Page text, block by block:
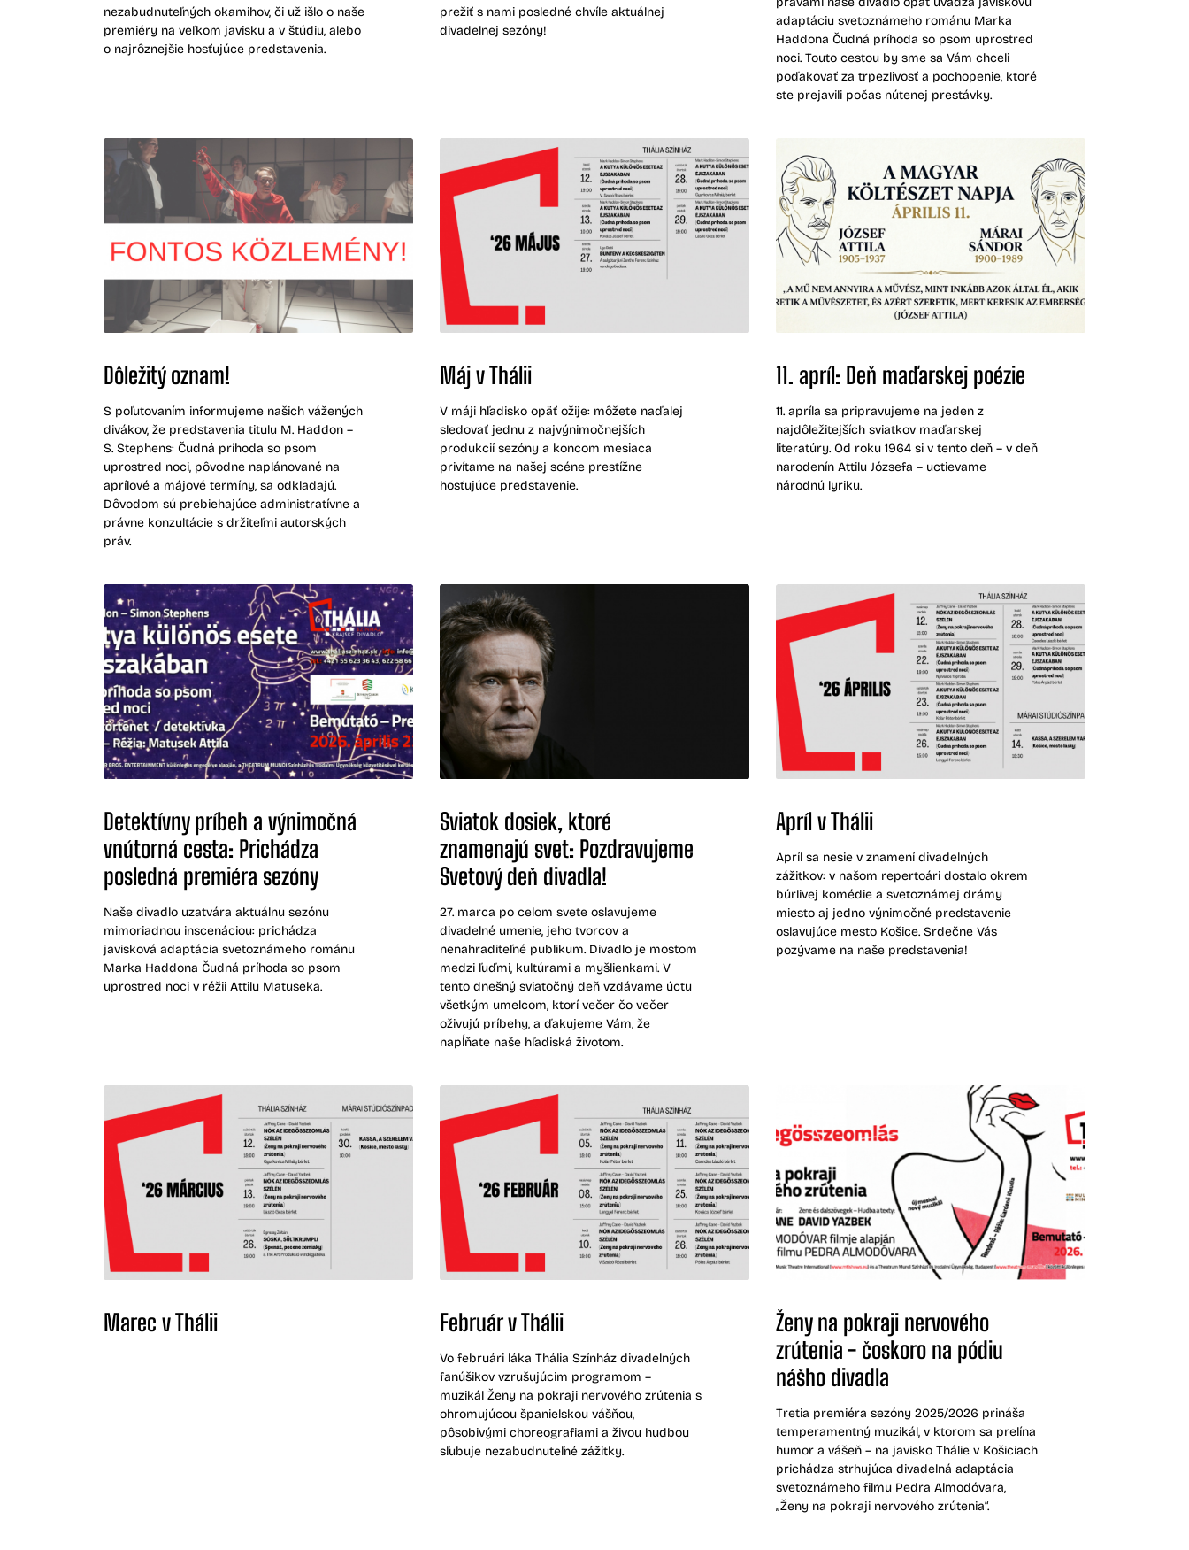
nezabudnuteľných okamihov, či už išlo o naše
premiéry na veľkom javisku a v štúdiu, alebo
o najrôznejšie hosťujúce predstavenia.
prežiť s nami posledné chvíle aktuálnej
divadelnej sezóny!
adaptáciu svetoznámeho románu Marka
Haddona Čudná príhoda so psom uprostred
noci. Touto cestou by sme sa Vám chceli
poďakovať za trpezlivosť a pochopenie, ktoré
ste prejavili počas nútenej prestávky.
Dôležitý oznam!
S poľutovaním informujeme našich vážených
divákov, že predstavenia titulu M. Haddon –
S. Stephens: Čudná príhoda so psom
uprostred noci, pôvodne naplánované na
aprílové a májové termíny, sa odkladajú.
Dôvodom sú prebiehajúce administratívne a
právne konzultácie s držiteľmi autorských
práv.
Máj v Thálii
V máji hľadisko opäť ožije: môžete naďalej
sledovať jednu z najvýnimočnejších
produkcií sezóny a koncom mesiaca
privítame na našej scéne prestížne
hosťujúce predstavenie.
11. apríl: Deň maďarskej poézie
11. apríla sa pripravujeme na jeden z
najdôležitejších sviatkov maďarskej
literatúry. Od roku 1964 si v tento deň – v deň
narodenín Attilu Józsefa – uctievame
národnú lyriku.
Detektívny príbeh a výnimočná
vnútorná cesta: Prichádza
posledná premiéra sezóny
Naše divadlo uzatvára aktuálnu sezónu
mimoriadnou inscenáciou: prichádza
javisková adaptácia svetoznámeho románu
Marka Haddona Čudná príhoda so psom
uprostred noci v réžii Attilu Matuseka.
Sviatok dosiek, ktoré
znamenajú svet: Pozdravujeme
Svetový deň divadla!
27. marca po celom svete oslavujeme
divadelné umenie, jeho tvorcov a
nenahraditeľné publikum. Divadlo je mostom
medzi ľuďmi, kultúrami a myšlienkami. V
tento dnešný sviatočný deň vzdávame úctu
všetkým umelcom, ktorí večer čo večer
oživujú príbehy, a ďakujeme Vám, že
napĺňate naše hľadiská životom.
Apríl v Thálii
Apríl sa nesie v znamení divadelných
zážitkov: v našom repertoári dostalo okrem
búrlivej komédie a svetoznámej drámy
miesto aj jedno výnimočné predstavenie
oslavujúce mesto Košice. Srdečne Vás
pozývame na naše predstavenia!
Marec v Thálii Február v Thálii
Vo februári láka Thália Színház divadelných
fanúšikov vzrušujúcim programom –
muzikál Ženy na pokraji nervového zrútenia s
ohromujúcou španielskou vášňou,
pôsobivými choreografiami a živou hudbou
sľubuje nezabudnuteľné zážitky.​
Ženy na pokraji nervového
zrútenia - čoskoro na pódiu
nášho divadla
Tretia premiéra sezóny 2025/2026 prináša
temperamentný muzikál, v ktorom sa prelína
humor a vášeň – na javisko Thálie v Košiciach
prichádza strhujúca divadelná adaptácia
svetoznámeho filmu Pedra Almodóvara,
„Ženy na pokraji nervového zrútenia“.